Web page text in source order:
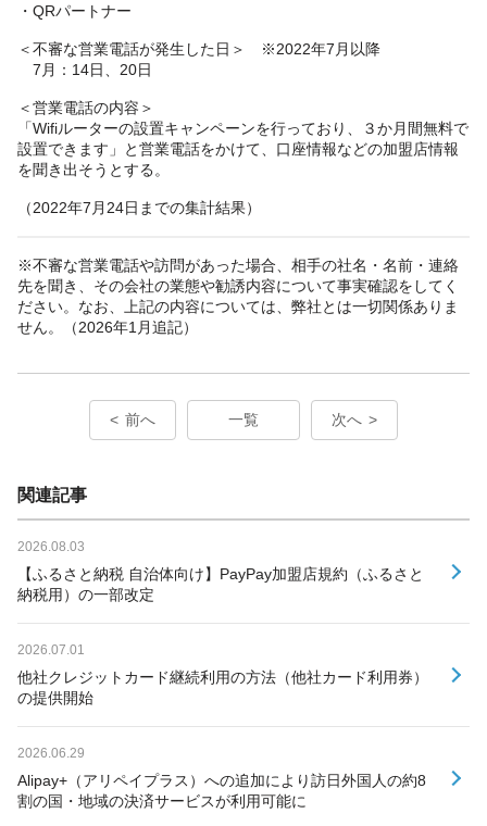
・QRパートナー
＜不審な営業電話が発生した日＞ ※2022年7月以降
7月：14日、20日
＜営業電話の内容＞
「Wifiルーターの設置キャンペーンを行っており、３か月間無料で
設置できます」と営業電話をかけて、口座情報などの加盟店情報
を聞き出そうとする。
（2022年7月24日までの集計結果）
※不審な営業電話や訪問があった場合、相手の社名・名前・連絡
先を聞き、その会社の業態や勧誘内容について事実確認をしてく
ださい。なお、上記の内容については、弊社とは一切関係ありま
せん。（2026年1月追記）
前へ 一覧 次へ
関連記事
2026.08.03
【ふるさと納税 自治体向け】PayPay加盟店規約（ふるさと
納税用）の一部改定
2026.07.01
他社クレジットカード継続利用の方法（他社カード利用券）
の提供開始
2026.06.29
Alipay+（アリペイプラス）への追加により訪日外国人の約8
割の国・地域の決済サービスが利用可能に